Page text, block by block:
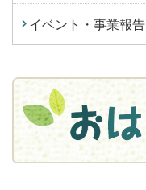
イベント・事業報告